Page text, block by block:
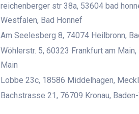
reichenberger str 38a, 53604 bad
Westfalen, Bad Honnef
Am Seelesberg 8, 74074 Heilbronn,
Wöhlerstr. 5, 60323 Frankfurt am
Main
Lobbe 23c, 18586 Middelhagen,
Bachstrasse 21, 76709 Kronau,